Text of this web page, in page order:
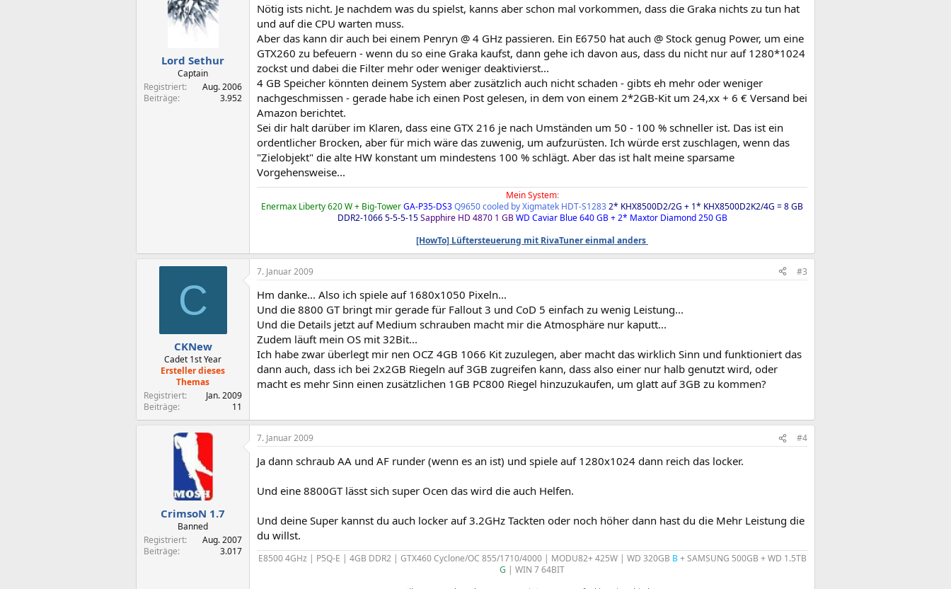
Lord Sethur
Captain
Registriert
Aug. 2006
Beiträge
3.952
Nötig ists nicht. Je nachdem was du spielst, kanns aber schon mal vorkommen, dass die Graka nichts zu tun hat
und auf die CPU warten muss.
Aber das kann dir auch bei einem Penryn @ 4 GHz passieren. Ein E6750 hat auch @ Stock genug Power, um eine
GTX260 zu befeuern - wenn du so eine Graka kaufst, dann gehe ich davon aus, dass du nicht nur auf 1280*1024
zockst und dabei die Filter mehr oder weniger deaktivierst...
4 GB Speicher könnten deinem System aber zusätzlich auch nicht schaden - gibts eh mehr oder weniger
nachgeschmissen - gerade habe ich einen Post gelesen, in dem von einem 2*2GB-Kit um 24,xx + 6 € Versand bei
Amazon berichtet.
Sei dir halt darüber im Klaren, dass eine GTX 216 je nach Umständen um 50 - 100 % schneller ist. Das ist ein
ordentlicher Brocken, aber für mich wäre das zuwenig, um aufzurüsten. Ich würde erst zuschlagen, wenn das
"Zielobjekt" die alte HW konstant um mindestens 100 % schlägt. Aber das ist halt meine sparsame
Vorgehensweise...
Mein System:
Enermax Liberty 620 W + Big-TowerGA-P35-DS3Q9650 cooled by Xigmatek HDT-S12832* KHX8500D2/2G + 1* KHX8500D2K2/4G = 8 GB
DDR2-1066 5-5-5-15 Sapphire HD 4870 1 GB WD Caviar Blue 640 GB + 2* Maxtor Diamond 250 GB
[HowTo] Lüftersteuerung mit RivaTuner einmal anders
C
CKNew
Cadet 1st Year
Ersteller dieses
Themas
Registriert
Jan. 2009
Beiträge
11
7. Januar 2009 #3
Hm danke... Also ich spiele auf 1680x1050 Pixeln...
Und die 8800 GT bringt mir gerade für Fallout 3 und CoD 5 einfach zu wenig Leistung...
Und die Details jetzt auf Medium schrauben macht mir die Atmosphäre nur kaputt...
Zudem läuft mein OS mit 32Bit...
Ich habe zwar überlegt mir nen OCZ 4GB 1066 Kit zuzulegen, aber macht das wirklich Sinn und funktioniert das
dann auch, dass ich bei 2x2GB Riegeln auf 3GB zugreifen kann, dass also einer nur halb genutzt wird, oder
macht es mehr Sinn einen zusätzlichen 1GB PC800 Riegel hinzuzukaufen, um glatt auf 3GB zu kommen?
CrimsoN 1.7
Banned
Registriert
Aug. 2007
Beiträge
3.017
7. Januar 2009 #4
Ja dann schraub AA und AF runder (wenn es an ist) und spiele auf 1280x1024 dann reich das locker.
Und eine 8800GT lässt sich super Ocen das wird die auch Helfen.
Und deine Super kannst du auch locker auf 3.2GHz Tackten oder noch höher dann hast du die Mehr Leistung die
du willst.
E8500 4GHz | P5Q-E | 4GB DDR2 | GTX460 Cyclone/OC 855/1710/4000 | MODU82+ 425W | WD 320GB B+ SAMSUNG 500GB + WD 1.5TB
G | WIN 7 64BIT